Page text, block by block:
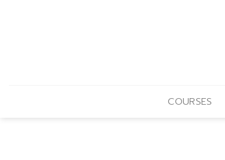
COURSES